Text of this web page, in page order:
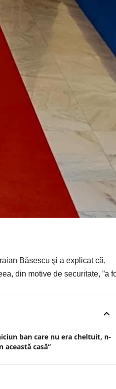
Băsescu şi a explicat că,
din motive de securitate, ”a
ban care nu era cheltuit, n-
casă”